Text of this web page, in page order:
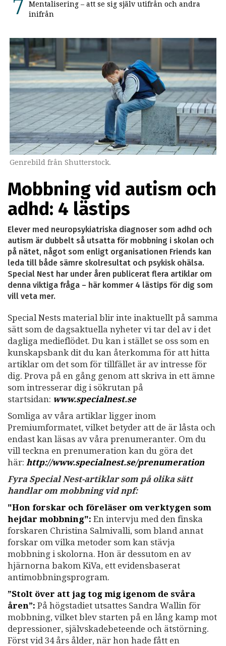
Mentalisering – att se sig själv utifrån och andra
inifrån
Genrebild från Shutterstock.
Mobbning vid autism och
adhd: 4 lästips
Elever med neuropsykiatriska diagnoser som adhd och
autism är dubbelt så utsatta för mobbning i skolan och
på nätet, något som enligt organisationen Friends kan
leda till både sämre skolresultat och psykisk ohälsa.
Special Nest har under åren publicerat flera artiklar om
denna viktiga fråga – här kommer 4 lästips för dig som
vill veta mer.
Special Nests material blir inte inaktuellt på samma
sätt som de dagsaktuella nyheter vi tar del av i det
dagliga medieflödet. Du kan i stället se oss som en
kunskapsbank dit du kan återkomma för att hitta
artiklar om det som för tillfället är av intresse för
dig. Prova på en gång genom att skriva in ett ämne
som intresserar dig i sökrutan på
startsidan: www.specialnest.se
Somliga av våra artiklar ligger inom
Premiumformatet, vilket betyder att de är låsta och
endast kan läsas av våra prenumeranter. Om du
vill teckna en prenumeration kan du göra det
här: http://www.specialnest.se/prenumeration
Fyra Special Nest-artiklar som på olika sätt
handlar om mobbning vid npf:
"Hon forskar och föreläser om verktygen som
hejdar mobbning": En intervju med den finska
forskaren Christina Salmivalli, som bland annat
forskar om vilka metoder som kan stävja
mobbning i skolorna. Hon är dessutom en av
hjärnorna bakom KiVa, ett evidensbaserat
antimobbningsprogram.
”Stolt över att jag tog mig igenom de svåra
åren”: På högstadiet utsattes Sandra Wallin för
mobbning, vilket blev starten på en lång kamp mot
depressioner, självskadebeteende och ätstörning.
Först vid 34 års ålder, när hon hade fått en